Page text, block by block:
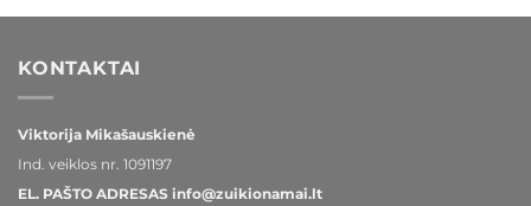
KONTAKTAI
Viktorija Mikašauskienė
Ind. veiklos nr. 1091197
EL. PAŠTO ADRESAS info@zuikionamai.lt